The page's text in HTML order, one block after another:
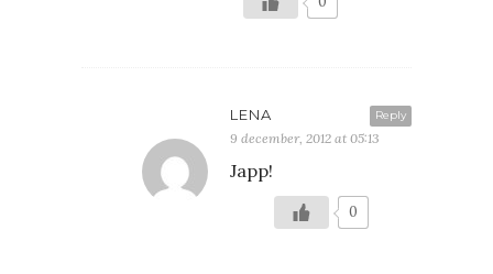
Reply
LENA
9 december, 2012 at 05:13
Japp!
0